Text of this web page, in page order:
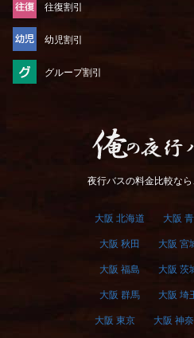
往復割引
幼児割引
グループ割引
俺の夜行バス
夜行バスの料金比較なら
大阪 北海道 大阪
大阪 秋田 大阪 宮
大阪 福島 大阪 茨
大阪 群馬 大阪 埼
大阪 東京 大阪 神奈